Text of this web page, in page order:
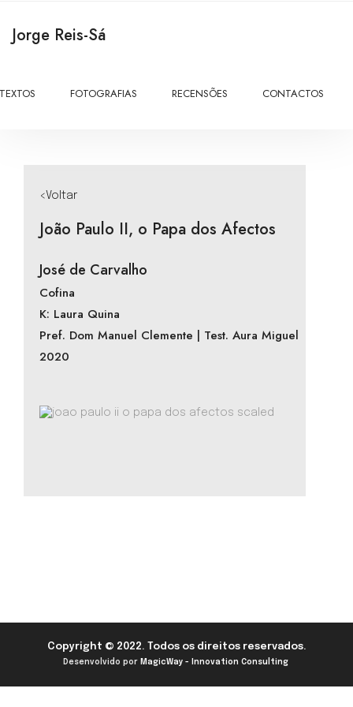
Jorge Reis-Sá
TEXTOS FOTOGRAFIAS RECENSÕES CONTACTOS
<Voltar
João Paulo II, o Papa dos Afectos
José de Carvalho
Cofina
K: Laura Quina
Pref. Dom Manuel Clemente | Test. Aura Miguel
2020
Copyright © 2022. Todos os direitos reservados.
Desenvolvido por MagicWay - Innovation Consulting